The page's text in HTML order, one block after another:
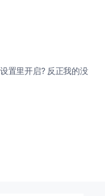
置里开启? 反正我的没